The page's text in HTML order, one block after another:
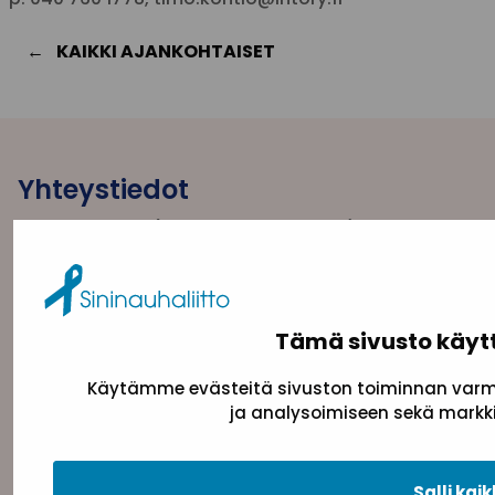
Tämä sivusto
Käytämme evästeitä sivuston toiminnan
ja analysoimiseen sekä
KAIKKI AJANKOHTAISET
Yhteystiedot
toimisto@sininauha.fi